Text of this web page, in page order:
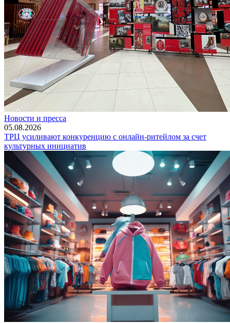
Новости и пресса
05.08.2026
ТРЦ усиливают конкуренцию с онлайн-ритейлом за счет
культурных инициатив